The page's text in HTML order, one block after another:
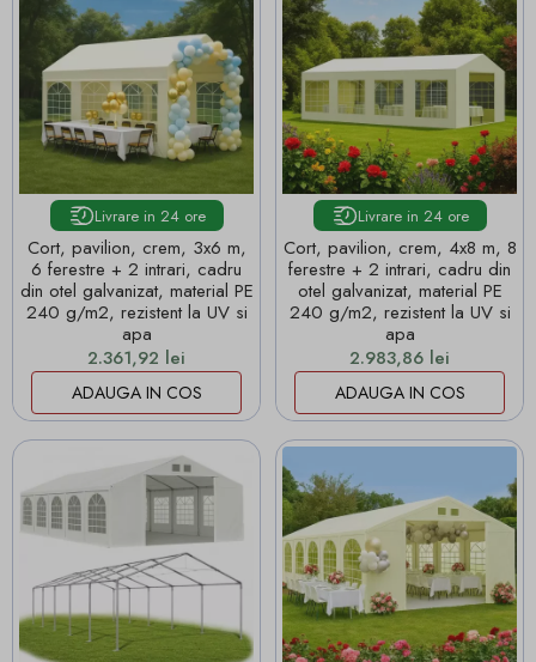
Livrare in 24 ore
Cort, pavilion, crem, 3x6 m,
6 ferestre + 2 intrari, cadru
din otel galvanizat, material PE
240 g/m2, rezistent la UV si
apa
Pret
2.361,92 lei
ADAUGA IN COS
Livrare in 24 ore
Cort, pavilion, crem, 4x8 m, 8
ferestre + 2 intrari, cadru din
otel galvanizat, material PE
240 g/m2, rezistent la UV si
apa
Pret
2.983,86 lei
ADAUGA IN COS